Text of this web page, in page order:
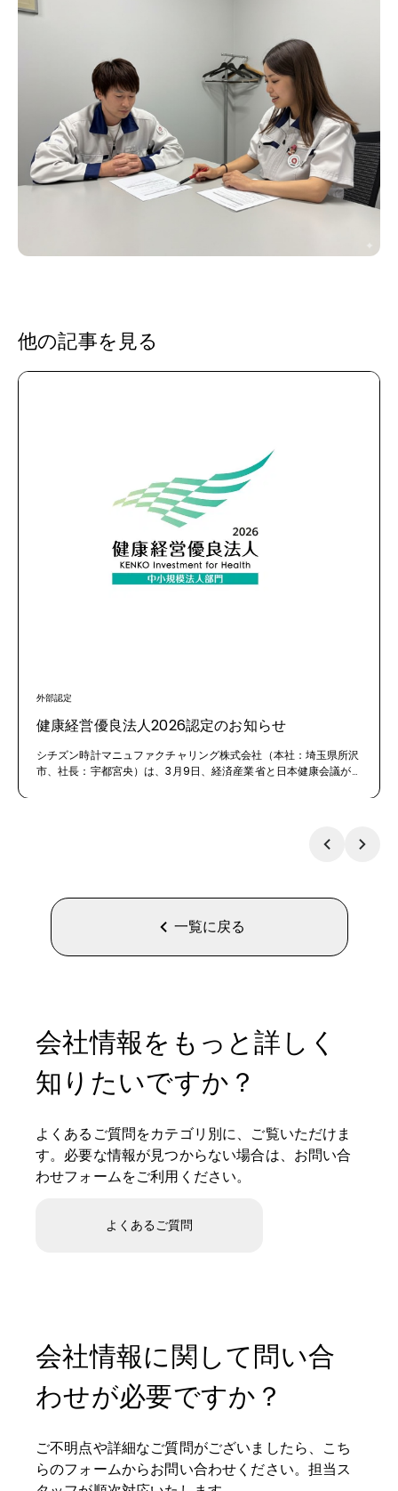
他の記事を見る
外部認定
健康経営優良法人2026認定のお知らせ
シチズン時計マニュファクチャリング株式会社（本社：埼玉県所沢
市、社長：宇都宮央）は、3月9日、経済産業省と日本健康会議が
一覧に戻る
会社情報をもっと詳しく
知りたいですか？
よくあるご質問をカテゴリ別に、ご覧いただけま
す。必要な情報が見つからない場合は、お問い合
わせフォームをご利用ください。
よくあるご質問
会社情報に関して問い合
わせが必要ですか？
ご不明点や詳細なご質問がございましたら、こち
らのフォームからお問い合わせください。担当ス